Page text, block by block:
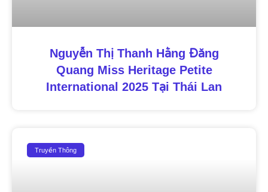
Nguyễn Thị Thanh Hằng Đăng
Quang Miss Heritage Petite
International 2025 Tại Thái Lan
Truyền Thông